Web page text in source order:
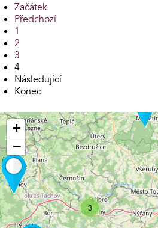
Začátek
Předchozí
1
2
3
4
Následující
Konec
3
+
−